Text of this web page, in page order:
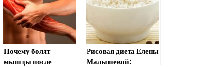
Почему болят
мышцы после
Рисовая диета Елены
Малышевой: